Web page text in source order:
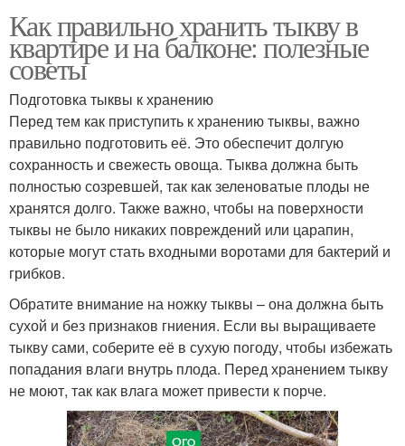
Как правильно хранить тыкву в
квартире и на балконе: полезные
советы
Подготовка тыквы к хранению
Перед тем как приступить к хранению тыквы, важно
правильно подготовить её. Это обеспечит долгую
сохранность и свежесть овоща. Тыква должна быть
полностью созревшей, так как зеленоватые плоды не
хранятся долго. Также важно, чтобы на поверхности
тыквы не было никаких повреждений или царапин,
которые могут стать входными воротами для бактерий и
грибков.
Обратите внимание на ножку тыквы – она должна быть
сухой и без признаков гниения. Если вы выращиваете
тыкву сами, соберите её в сухую погоду, чтобы избежать
попадания влаги внутрь плода. Перед хранением тыкву
не моют, так как влага может привести к порче.